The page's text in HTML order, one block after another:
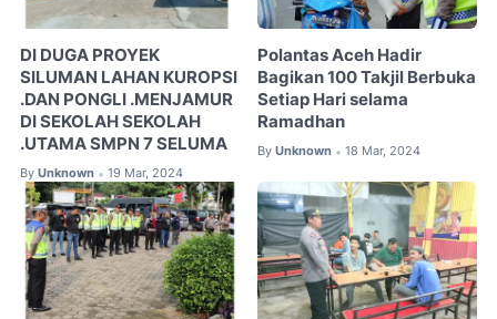
DI DUGA PROYEK
SILUMAN LAHAN KUROPSI
.DAN PONGLI .MENJAMUR
DI SEKOLAH SEKOLAH
.UTAMA SMPN 7 SELUMA
By Unknown • 19 Mar, 2024
Polantas Aceh Hadir
Bagikan 100 Takjil Berbuka
Setiap Hari selama
Ramadhan
By Unknown • 18 Mar, 2024